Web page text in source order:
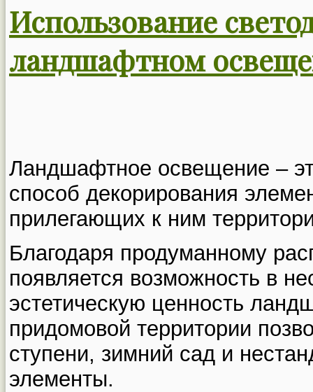
Использование
ландшафтном
Ландшафтное освещение –
способ декорирования
прилегающих к ним
Благодаря продуманному
появляется возможность в
эстетическую ценность
придомовой территории
ступени, зимний сад и
элементы.